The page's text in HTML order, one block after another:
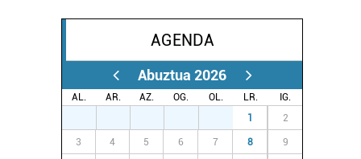
AGENDA
Abuztua 2026
AL. AR. AZ. OG. OL. LR.
IG.
1 2
3 4 5 6 7 8 9